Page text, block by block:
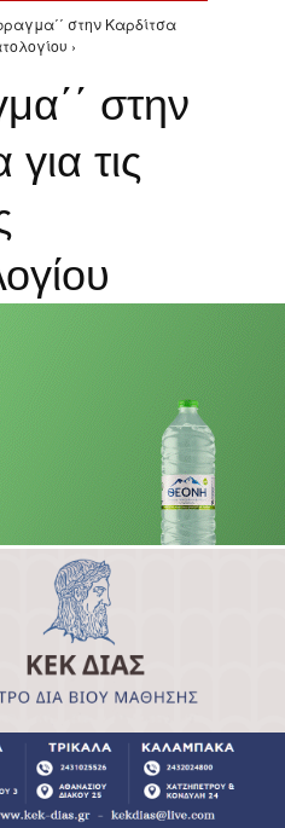
στην Καρδίτσα
›
στην
τις